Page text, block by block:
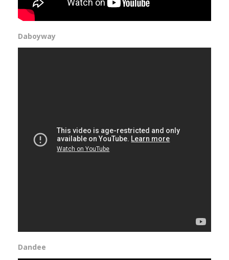
Daboyway
Dandee